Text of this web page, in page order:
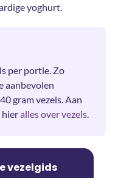
yoghurt.
per portie. Zo
aanbevolen
gram vezels. Aan
hieralles over vezels.
vezelgids